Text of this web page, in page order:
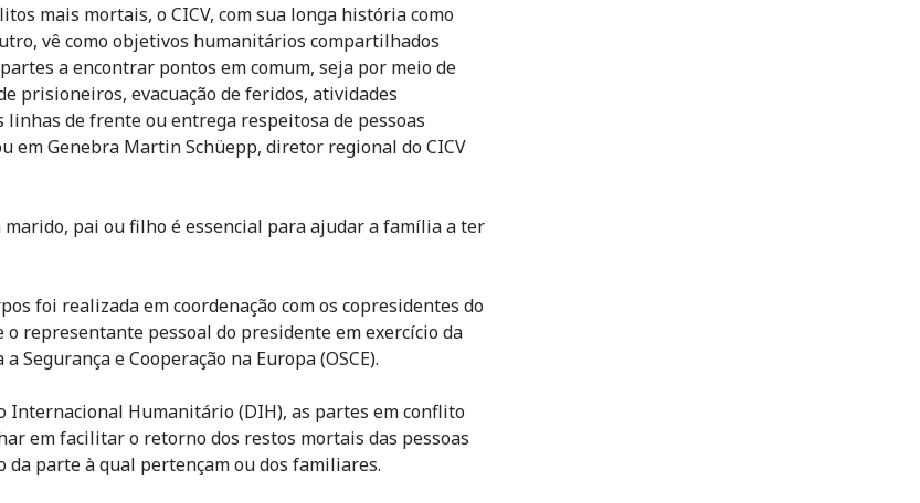
mais mortais, o CICV, com sua longa história como
vê como objetivos humanitários compartilhados
a encontrar pontos em comum, seja por meio de
prisioneiros, evacuação de feridos, atividades
de frente ou entrega respeitosa de pessoas
em Genebra Martin Schüepp, diretor regional do CICV
marido, pai ou filho é essencial para ajudar a família a ter
foi realizada em coordenação com os copresidentes do
o representante pessoal do presidente em exercício da
Segurança e Cooperação na Europa (OSCE).
Internacional Humanitário (DIH), as partes em conflito
em facilitar o retorno dos restos mortais das pessoas
da parte à qual pertençam ou dos familiares.